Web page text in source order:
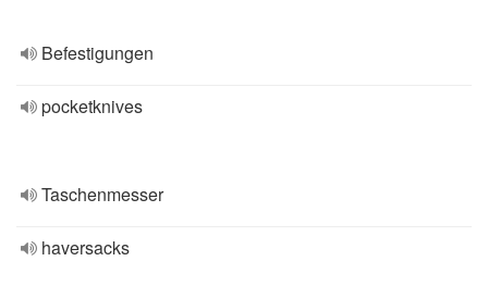
Befestigungen
pocketknives
Taschenmesser
haversacks